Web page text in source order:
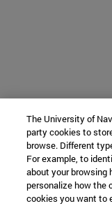
The University of
party cookies to
browse. Different
For example, to
about your browsing
personalize how the
cookies you want to